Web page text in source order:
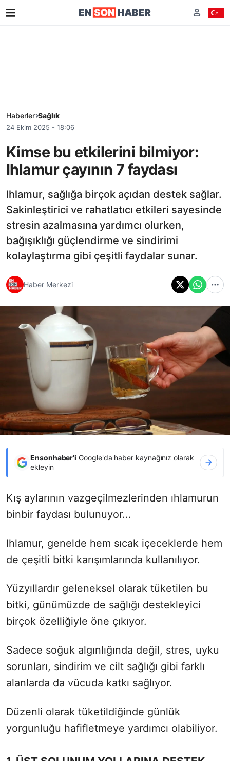
Haberler Sağlık
24 Ekim 2025 - 18:06
Kimse bu etkilerini bilmiyor:
Ihlamur çayının 7 faydası
Ihlamur, sağlığa birçok açıdan destek sağlar.
Sakinleştirici ve rahatlatıcı etkileri sayesinde
stresin azalmasına yardımcı olurken,
bağışıklığı güçlendirme ve sindirimi
kolaylaştırma gibi çeşitli faydalar sunar.
Haber Merkezi
Ensonhaber'i Google'da haber kaynağınız olarak
ekleyin
Kış aylarının vazgeçilmezlerinden ıhlamurun
binbir faydası bulunuyor...
Ihlamur, genelde hem sıcak içeceklerde hem
de çeşitli bitki karışımlarında kullanılıyor.
Yüzyıllardır geleneksel olarak tüketilen bu
bitki, günümüzde de sağlığı destekleyici
birçok özelliğiyle öne çıkıyor.
Sadece soğuk algınlığında değil, stres, uyku
sorunları, sindirim ve cilt sağlığı gibi farklı
alanlarda da vücuda katkı sağlıyor.
Düzenli olarak tüketildiğinde günlük
yorgunluğu hafifletmeye yardımcı olabiliyor.